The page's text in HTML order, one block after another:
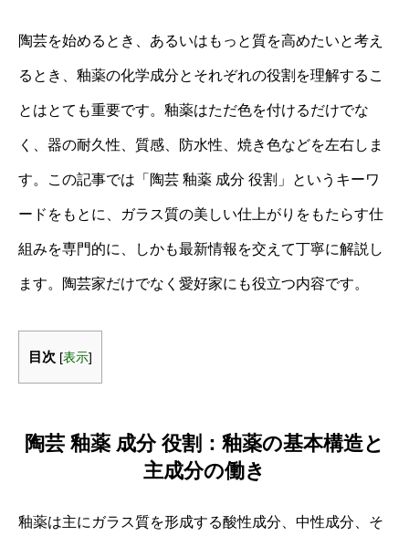
陶芸を始めるとき、あるいはもっと質を高めたいと考え
るとき、釉薬の化学成分とそれぞれの役割を理解するこ
とはとても重要です。釉薬はただ色を付けるだけでな
く、器の耐久性、質感、防水性、焼き色などを左右しま
す。この記事では「陶芸 釉薬 成分 役割」というキーワ
ードをもとに、ガラス質の美しい仕上がりをもたらす仕
組みを専門的に、しかも最新情報を交えて丁寧に解説し
ます。陶芸家だけでなく愛好家にも役立つ内容です。
目次 [表示]
陶芸 釉薬 成分 役割：釉薬の基本構造と
主成分の働き
釉薬は主にガラス質を形成する酸性成分、中性成分、そ